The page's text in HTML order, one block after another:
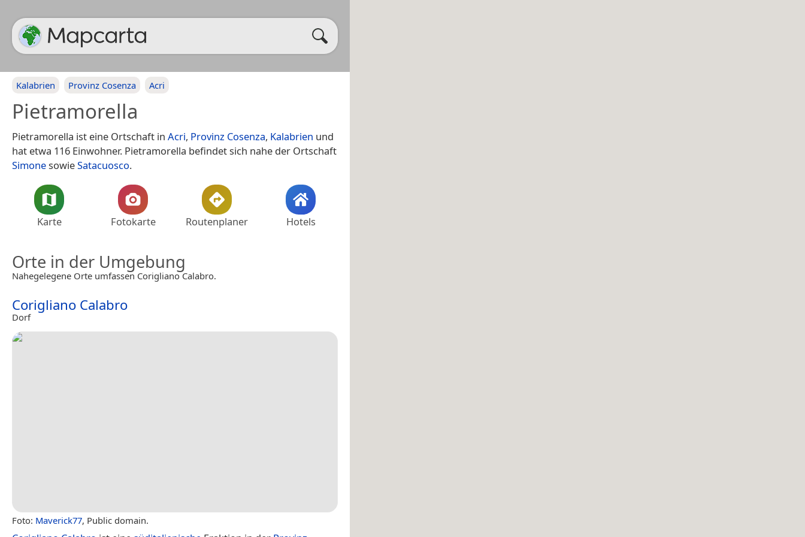
Kalabrien Provinz Cosenza Acri
Pietramorella
Pietramorella ist eine Ortschaft in Acri, Provinz Cosenza, Kalabrien und
hat etwa 116 Einwohner. Pietramorella befindet sich nahe der Ortschaft
SimonesowieSatacuosco.
Karte Fotokarte Routenplaner Hotels
Orte in der Umgebung
Nahegelegene Orte umfassen Corigliano Calabro.
Corigliano Calabro
Dorf
Foto: Maverick77, Public domain.